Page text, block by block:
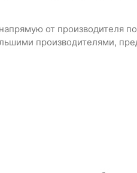
от производителя
производителями,